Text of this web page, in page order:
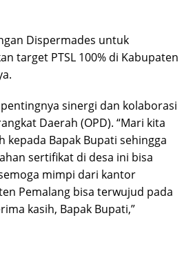
Dispermades untuk
target PTSL 100% di Kabupaten
sinergi dan kolaborasi
Daerah (OPD). “Mari kita
kepada Bapak Bupati sehingga
sertifikat di desa ini bisa
mimpi dari kantor
Pemalang bisa terwujud pada
kasih, Bapak Bupati,”